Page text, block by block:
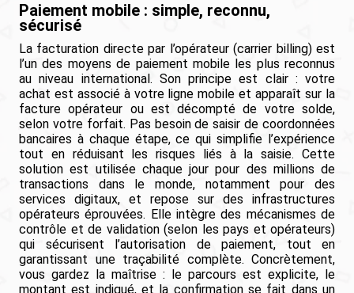
Paiement mobile : simple, reconnu,
sécurisé
La facturation directe par l’opérateur (carrier billing) est
l’un des moyens de paiement mobile les plus reconnus
au niveau international. Son principe est clair : votre
achat est associé à votre ligne mobile et apparaît sur la
facture opérateur ou est décompté de votre solde,
selon votre forfait. Pas besoin de saisir de coordonnées
bancaires à chaque étape, ce qui simplifie l’expérience
tout en réduisant les risques liés à la saisie. Cette
solution est utilisée chaque jour pour des millions de
transactions dans le monde, notamment pour des
services digitaux, et repose sur des infrastructures
opérateurs éprouvées. Elle intègre des mécanismes de
contrôle et de validation (selon les pays et opérateurs)
qui sécurisent l’autorisation de paiement, tout en
garantissant une traçabilité complète. Concrètement,
vous gardez la maîtrise : le parcours est explicite, le
montant est indiqué, et la confirmation se fait dans un